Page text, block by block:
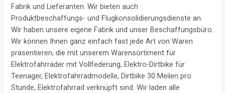
Fabrik und Lieferanten. Wir bieten auch
Produktbeschaffungs- und Flugkonsolidierungsdienste an.
Wir haben unsere eigene Fabrik und unser Beschaffungsbüro.
Wir können Ihnen ganz einfach fast jede Art von Waren
präsentieren, die mit unserem Warensortiment für
Elektrofahrräder mit Vollfederung, Elektro-Dirtbike für
Teenager, Elektrofahrradmodelle, Dirtbike 30 Meilen pro
Stunde, Elektrofahrrad verknüpft sind. Wir laden alle